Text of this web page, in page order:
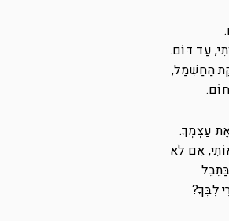
עַד דּוֹם.
הַחַשְׁמַל,
עַצְמְךָ.
אִם לֹא
לִבְּךָ?